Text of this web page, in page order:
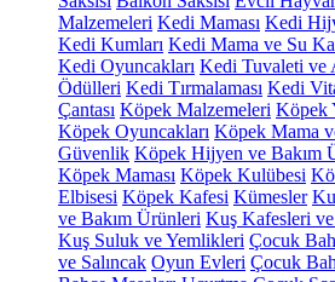
Malzemeleri Kedi Maması Kedi
Kedi Kumları Kedi Mama ve Su
Kedi Oyuncakları Kedi Tuvaleti ve
Ödülleri Kedi Tırmalaması Kedi
Çantası Köpek Malzemeleri Köpek
Köpek Oyuncakları Köpek Mama
Güvenlik Köpek Hijyen ve Bakım
Köpek Maması Köpek Kulübesi
Elbisesi Köpek Kafesi Kümesler
ve Bakım Ürünleri Kuş Kafesleri ve
Kuş Suluk ve Yemlikleri Çocuk
ve Salıncak Oyun Evleri Çocuk